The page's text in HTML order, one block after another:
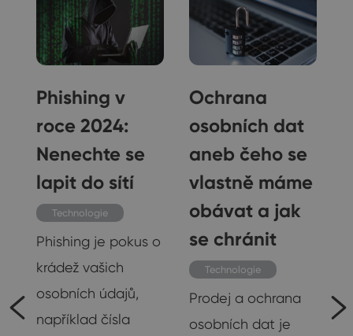
Phishing v
roce 2024:
Nenechte se
lapit do sítí
Technologie
Phishing je pokus o
krádež vašich
osobních údajů,
například čísla
Ochrana
osobních dat
aneb čeho se
vlastně máme
obávat a jak
se chránit
Technologie
Prodej a ochrana
osobních dat je